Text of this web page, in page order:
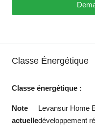
Classe Énergétique
Classe énergétique :
Note
actuelle
Levansur Home
développement